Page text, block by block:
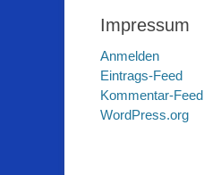
Impressum
Anmelden
Eintrags-Feed
Kommentar-Feed
WordPress.org